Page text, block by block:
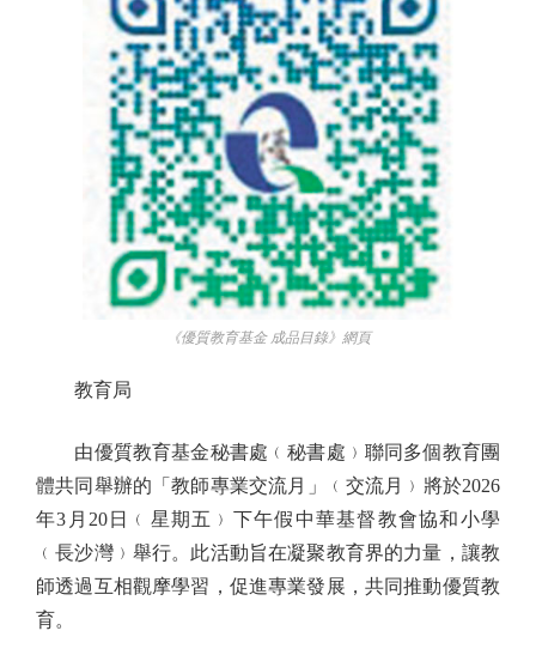
《優質教育基金 成品目錄》網頁
教育局
由優質教育基金秘書處﹙秘書處﹚聯同多個教育團
體共同舉辦的「教師專業交流月」﹙交流月﹚將於2026
年3月20日﹙星期五﹚下午假中華基督教會協和小學
﹙長沙灣﹚舉行。此活動旨在凝聚教育界的力量，讓教
師透過互相觀摩學習，促進專業發展，共同推動優質教
育。